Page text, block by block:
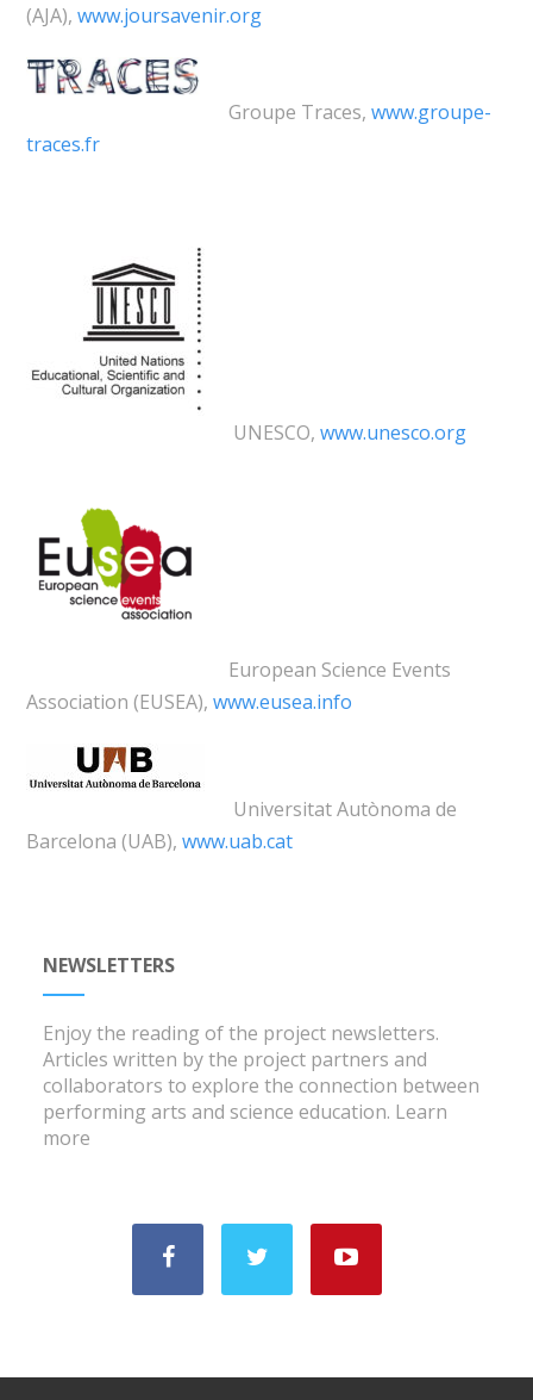
(AJA), www.joursavenir.org
Groupe Traces, www.groupe-
traces.fr
UNESCO, www.unesco.org
European Science Events
Association (EUSEA), www.eusea.info
Universitat Autònoma de
Barcelona (UAB), www.uab.cat
NEWSLETTERS
Enjoy the reading of the project newsletters.
Articles written by the project partners and
collaborators to explore the connection between
performing arts and science education. Learn
more